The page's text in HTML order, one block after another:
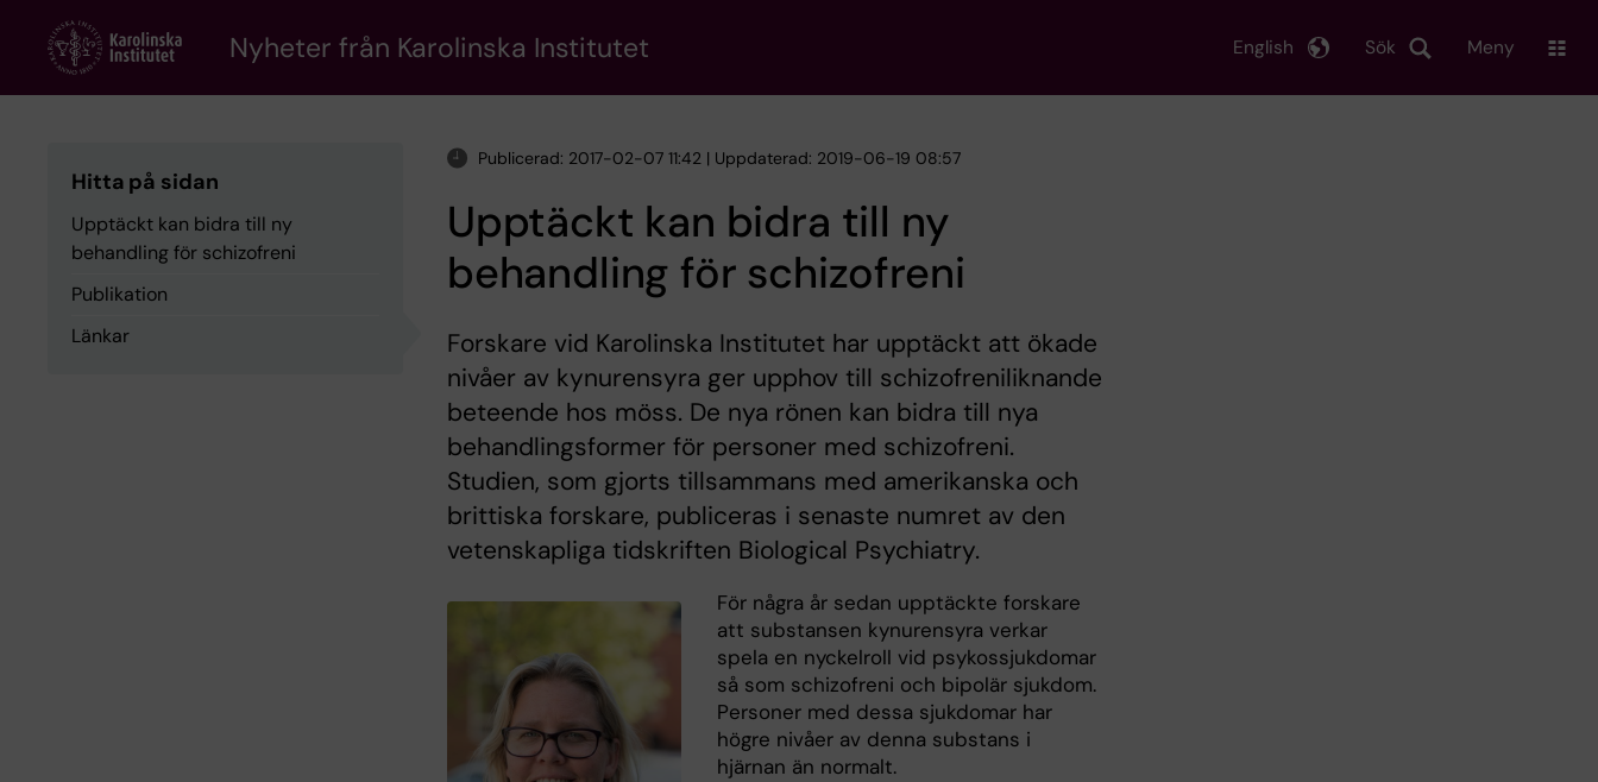
content
Nyheter från Karolinska Institutet Sök
English Meny
Hitta på sidan
Upptäckt kan bidra till ny
behandling för schizofreni
Publikation
Länkar
Publicerad: 2017-02-07 11:42 | Uppdaterad: 2019-06-19 08:57
Upptäckt kan bidra till ny
behandling för schizofreni
Forskare vid Karolinska Institutet har upptäckt att ökade
nivåer av kynurensyra ger upphov till schizofreniliknande
beteende hos möss. De nya rönen kan bidra till nya
behandlingsformer för personer med schizofreni.
Studien, som gjorts tillsammans med amerikanska och
brittiska forskare, publiceras i senaste numret av den
vetenskapliga tidskriften Biological Psychiatry.
För några år sedan upptäckte forskare
att substansen kynurensyra verkar
spela en nyckelroll vid psykossjukdomar
så som schizofreni och bipolär sjukdom.
Personer med dessa sjukdomar har
högre nivåer av denna substans i
hjärnan än normalt.